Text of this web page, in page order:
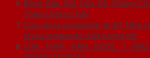
Bảng Báo Giá Cửa Gỗ Chống
Thép Chống Cháy
Cửa nhựa composite là gì? Nhà
nhựa composite chất lượng tốt
CỬA THÉP HÀN QUỐC |